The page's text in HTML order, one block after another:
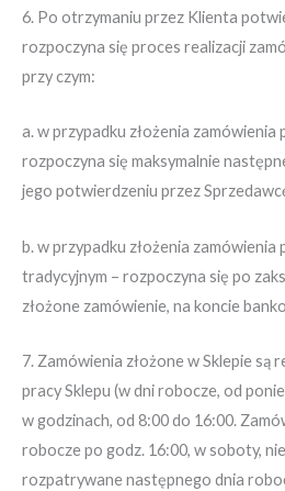
6. Po otrzymaniu przez Klienta
rozpoczyna się proces realizacji
przy czym:
a. w przypadku złożenia
rozpoczyna się maksymalnie
jego potwierdzeniu przez
b. w przypadku złożenia zamówienia
tradycyjnym – rozpoczyna się po
złożone zamówienie, na koncie
7. Zamówienia złożone w Sklepie są
pracy Sklepu (w dni robocze, od
w godzinach, od 8:00 do 16:00.
robocze po godz. 16:00, w soboty,
rozpatrywane następnego dnia